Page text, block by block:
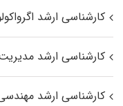
کارشناسی ارشد
کارشناسی ارشد
کارشناسی ارشد